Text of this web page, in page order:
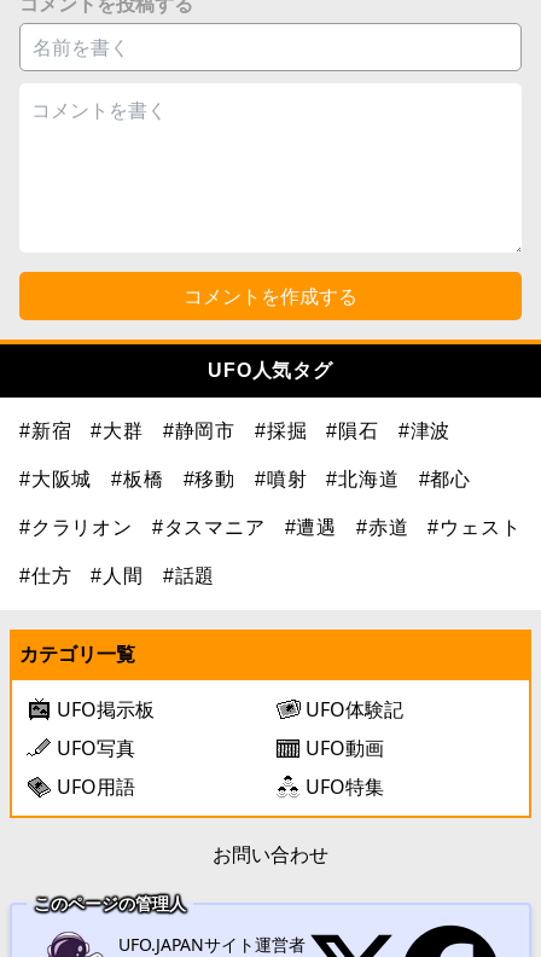
コメントを作成する
UFO人気タグ
#新宿 #大群 #静岡市 #採掘 #隕石 #津波
#大阪城 #板橋 #移動 #噴射 #北海道 #都心
#クラリオン #タスマニア #遭遇 #赤道 #ウェスト
#仕方 #人間 #話題
カテゴリ一覧
UFO掲示板
UFO体験記
UFO写真
UFO動画
UFO用語
UFO特集
お問い合わせ
このページの管理人
UFO.JAPANサイト運営者